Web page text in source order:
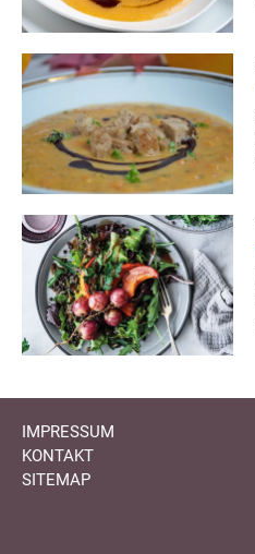
IMPRESSUM
KONTAKT
SITEMAP